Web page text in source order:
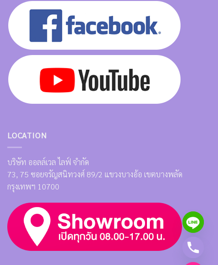
LOCATION
บริษัท ออลล์เวล ไลฟ์ จำกัด
73, 75 ซอยจรัญสนิทวงศ์ 89/2 แขวงบางอ้อ เขตบางพลัด
กรุงเทพฯ 10700